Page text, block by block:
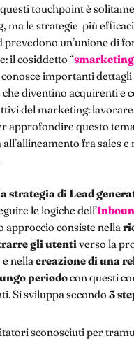
touchpoint è
ma le strategie più
prevedono un’unione di
il cosiddetto “smarketing
importanti
diventino acquirenti e
del marketing:
approfondire questo
fra sales e
strategia di Lead
le logiche dell’
approccio consiste nella
gli utentiverso la
nellacreazione di una
periodocon questi
Si sviluppa secondo 3
sconosciuti per